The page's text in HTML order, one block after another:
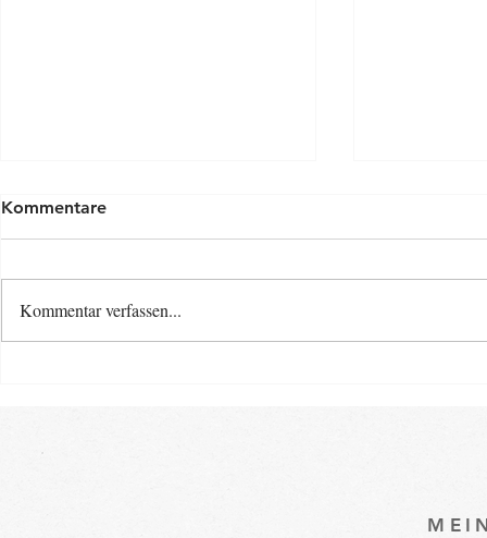
Kommentare
Kommentar verfassen...